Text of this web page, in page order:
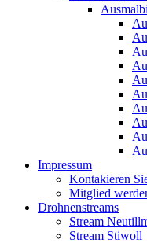
Impressum
Kontakieren
Mitglied
Drohnenstreams
Stream
Stream Stiwoll